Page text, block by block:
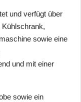
und verfügt über
Kühlschrank,
sowie eine
und mit einer
sowie ein